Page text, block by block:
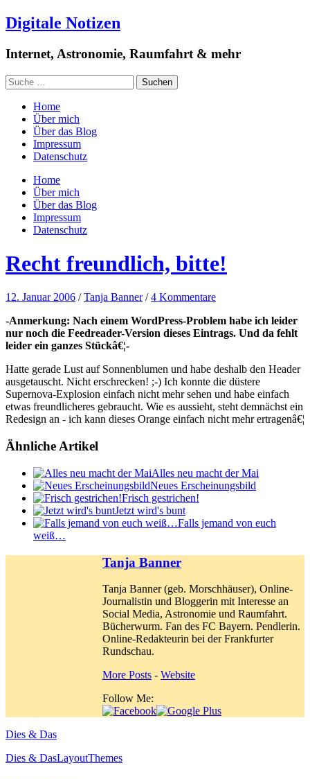
Digitale Notizen
Internet, Astronomie, Raumfahrt & mehr
Home
Über mich
Über das Blog
Impressum
Datenschutz
Home
Über mich
Über das Blog
Impressum
Datenschutz
Recht freundlich, bitte!
12. Januar 2006 /Tanja Banner /4 Kommentare
-Anmerkung: Nach einem WordPress-Problem habe ich leider
nur noch die Feedreader-Version dieses Eintrags. Und da fehlt
leider ein ganzes Stückâ€¦-
Hatte gerade Lust auf Sonnenblumen und habe deshalb den Header
ausgetauscht. Nicht erschrecken! ;-) Ich konnte die düstere
Supernova-Explosion einfach nicht mehr sehen und habe einfach
etwas freundlicheres gebraucht. Wie es aussieht, steht demnächst ein
Redesign an - ich kann dieses Orange einfach nicht mehr ertragenâ€¦
Ähnliche Artikel
Alles neu macht der Mai
Neues Erscheinungsbild
Frisch gestrichen!
Jetzt wird's bunt
Falls jemand von euch
weiß…
Tanja Banner
Tanja Banner (geb. Morschhäuser), Online-
Journalistin und Bloggerin mit Interesse an
Social Media, Astronomie und Raumfahrt.
Bücherwurm. Fan des FC Bayern. Pendlerin.
Online-Redakteurin bei der Frankfurter
Rundschau.
More Posts - Website
Follow Me:
Dies & Das
Dies & DasLayoutThemes